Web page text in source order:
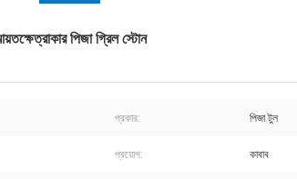
পিজা গ্রিল স্টোন
প্রকার: পিজা টুল
প্রয়োগ: কাবাব